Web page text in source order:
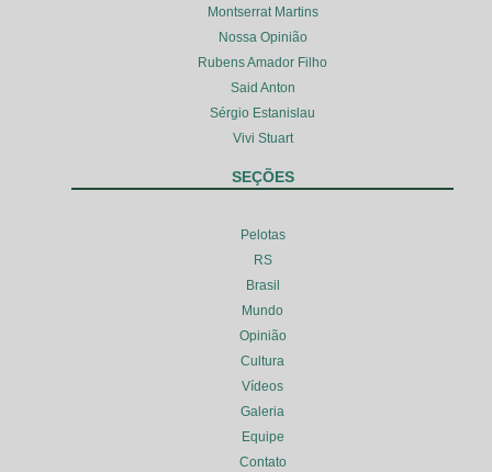
Montserrat Martins
Nossa Opinião
Rubens Amador Filho
Said Anton
Sérgio Estanislau
Vivi Stuart
SEÇÕES
Pelotas
RS
Brasil
Mundo
Opinião
Cultura
Vídeos
Galeria
Equipe
Contato